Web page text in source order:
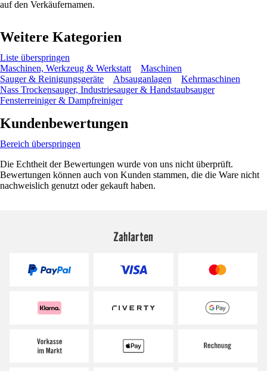
auf den Verkäufernamen.
Weitere Kategorien
Liste überspringen
Maschinen, Werkzeug & Werkstatt
Maschinen
Sauger & Reinigungsgeräte
Absauganlagen
Kehrmaschinen
Nass Trockensauger, Industriesauger & Handstaubsauger
Fensterreiniger & Dampfreiniger
Kundenbewertungen
Bereich überspringen
Die Echtheit der Bewertungen wurde von uns nicht überprüft.
Bewertungen können auch von Kunden stammen, die die Ware nicht
nachweislich genutzt oder gekauft haben.
Zahlarten